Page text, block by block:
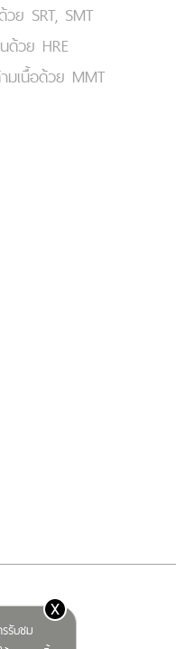
รับชม
x
ย SRT, SMT
ด้วย HRE
มเนื้อด้วย MMT